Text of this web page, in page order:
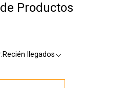
Productos
Recién llegados